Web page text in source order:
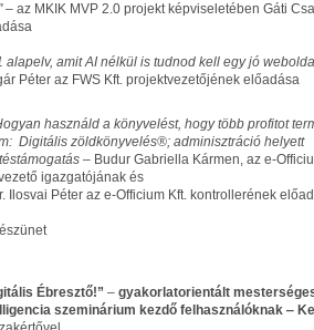
– az MKIK MVP 2.0 projekt képviseletében Gáti
alapelv, amit AI nélkül is tudnod kell egy jó
Péter az FWS Kft. projektvezetőjének előadása
használd a könyvelést, hogy több profitot
Digitális zöldkönyvelés®; adminisztráció helyett
– Budur Gabriella Kármen, az e-
igazgatójának és
Ilosvai Péter az e-Officium Kft. kontrollerének
Ébresztő!” – gyakorlatorientált
szeminárium kezdő felhasználóknak ‒